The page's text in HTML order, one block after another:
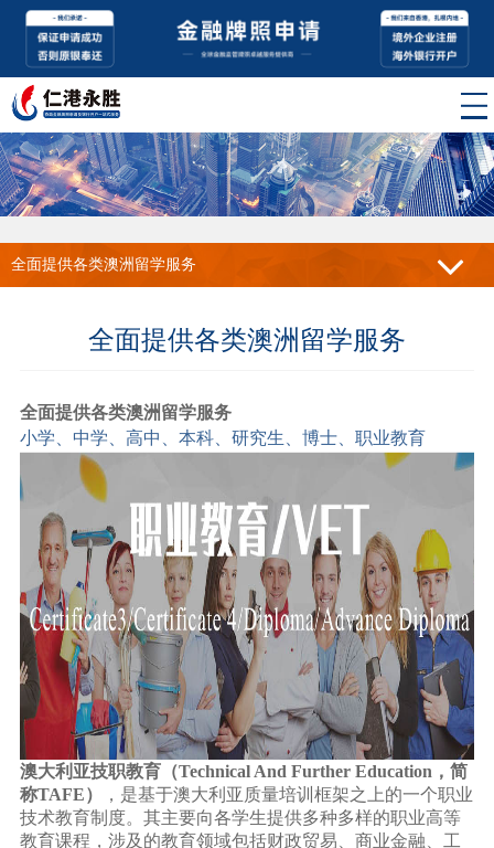
全面提供各类澳洲留学服务
全面提供各类澳洲留学服务
全面提供各类澳洲留学服务
小学、中学、高中、本科、研究生、博士、职业教育
澳大利亚技职教育（Technical And Further Education，简
称TAFE）
，是基于澳大利亚质量培训框架之上的一个职业
技术教育制度。其主要向各学生提供多种多样的职业高等
教育课程，涉及的教育领域包括财政贸易、商业金融、工